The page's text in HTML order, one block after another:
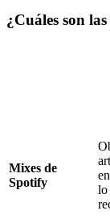
¿Cuáles son
Mixes de
Spotify
lo